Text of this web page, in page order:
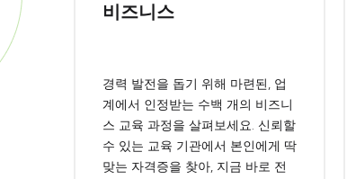
비즈니스
경력 발전을 돕기 위해 마련된, 업
계에서 인정받는 수백 개의 비즈니
스 교육 과정을 살펴보세요. 신뢰할
수 있는 교육 기관에서 본인에게 딱
맞는 자격증을 찾아, 지금 바로 전